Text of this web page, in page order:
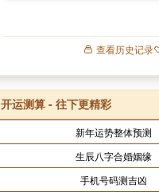
查看历史记录
开运测算 - 往下更精彩
新年运势整体预测
生辰八字合婚姻缘
手机号码测吉凶